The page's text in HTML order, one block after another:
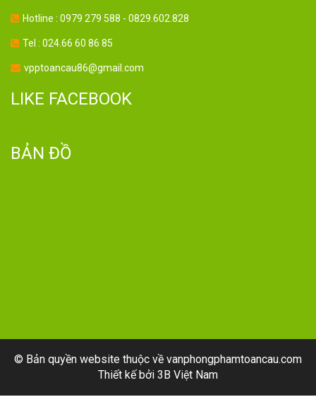
Hotline : 0979 279 588 - 0829.602.828
Tel : 024.66 60 86 85
vpptoancau86@gmail.com
LIKE FACEBOOK
BẢN ĐỒ
© Bản quyền website thuộc về vanphongphamtoancau.com
Thiết kế bởi 3B Việt Nam